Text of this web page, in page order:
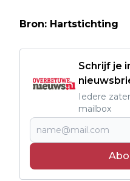
Bron: Hartstichting
Schrijf je
Iedere
mailbox